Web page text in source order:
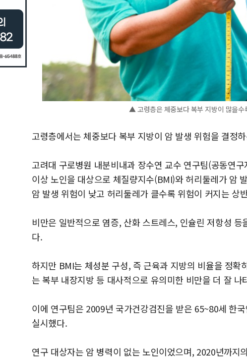
▲ 고령층은 체중보다 복부 지방이 많을
고령층에서는 체중보다 복부 지방이 암 발생 위험을 결정
고려대 구로병원 내분비내과 장수연 교수 연구팀(공동연
이상 노인을 대상으로 체질량지수(BMI)와 허리둘레가 암
암 발생 위험이 낮고 허리둘레가 클수록 위험이 커지는 상
비만은 일반적으로 염증, 산화 스트레스, 인슐린 저항성
다.
하지만 BMI는 체성분 구성, 즉 근육과 지방의 비율을 정
는 복부 내장지방 등 대사적으로 유의미한 비만을 더 잘 나
이에 연구팀은 2009년 국가건강검진을 받은 65~80세 한
실시했다.
연구 대상자는 암 병력이 없는 노인이었으며, 2020년까지